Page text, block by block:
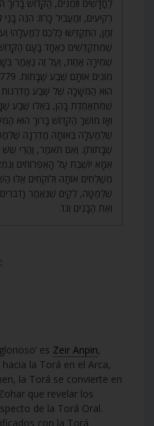
לֶחֳדָשִׁים וּזְמַנִּים, הַקָּדוֹשׁ
רְקִיעִים, וּמַעֲבִיר כָּרוֹז: הִנֵּה
זְמַן, הִתְקַדְּשׁוּ כֻּלְּכֶם לְמַעְלָה!
שֶׁמִּתְקַדְּשִׁים כְּאֶחָד בָּעָם
שְׁמִירָה אַחַת, וְעַל זֶה נֶאֱמַר
הוּא הַמְשָׁכָה שֶׁל שֶׁבַע
שֶׁמִּתְאַחֶדֶת בָּהֶן, בְּאֵלּוּ שֶׁבַע
וְאָז מוֹשֵׁךְ הַקָּדוֹשׁ בָּרוּךְ הוּא
שֶׁלְּמַעְלָה בְּאוֹתָהּ מַדְרֵגָה
שַׁבָּתוֹת). וְאִם תֹּאמַר, וַהֲרֵי שֵׁשׁ
אִמָּא יוֹשֶׁבֶת עַל הָאֶפְרוֹחִים
מְשַׁלְּחִים אוֹתָהּ וְלוֹקְחִים אֵלּוּ
שֶׁלְּמַטָּה, לְקַיֵּם שֶׁנֶּאֱמַר
וְאֶת הַבָּנִים וְגוֹ’.
es Zeir Anpin,
la Torá en el Arca,
la Torá se convierte en
que revelar los
de la Torá Oral.
con la Torá